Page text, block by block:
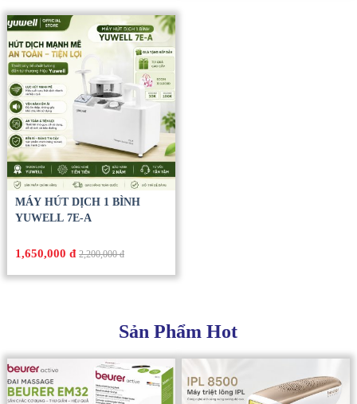
MÁY HÚT DỊCH 1 BÌNH
YUWELL 7E-A
1,650,000 đ 2,200,000 đ
Sản Phẩm Hot